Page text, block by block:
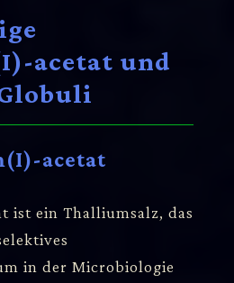
acetat und
acetat
ist ein Thalliumsalz, das
in der Microbiologie